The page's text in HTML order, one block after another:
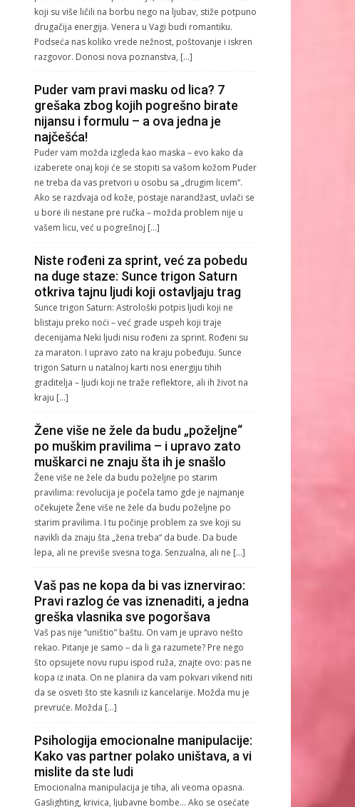
koji su više ličili na borbu nego na ljubav, stiže potpuno
drugačija energija. Venera u Vagi budi romantiku.
Podseća nas koliko vrede nežnost, poštovanje i iskren
razgovor. Donosi nova poznanstva, […]
Puder vam pravi masku od lica? 7
grešaka zbog kojih pogrešno birate
nijansu i formulu – a ova jedna je
najčešća!
Puder vam možda izgleda kao maska – evo kako da
izaberete onaj koji će se stopiti sa vašom kožom Puder
ne treba da vas pretvori u osobu sa „drugim licem“.
Ako se razdvaja od kože, postaje narandžast, uvlači se
u bore ili nestane pre ručka – možda problem nije u
vašem licu, već u pogrešnoj […]
Niste rođeni za sprint, već za pobedu
na duge staze: Sunce trigon Saturn
otkriva tajnu ljudi koji ostavljaju trag
Sunce trigon Saturn: Astrološki potpis ljudi koji ne
blistaju preko noći – već grade uspeh koji traje
decenijama Neki ljudi nisu rođeni za sprint. Rođeni su
za maraton. I upravo zato na kraju pobeđuju. Sunce
trigon Saturn u natalnoj karti nosi energiju tihih
graditelja – ljudi koji ne traže reflektore, ali ih život na
kraju […]
Žene više ne žele da budu „poželjne“
po muškim pravilima – i upravo zato
muškarci ne znaju šta ih je snašlo
Žene više ne žele da budu poželjne po starim
pravilima: revolucija je počela tamo gde je najmanje
očekujete Žene više ne žele da budu poželjne po
starim pravilima. I tu počinje problem za sve koji su
navikli da znaju šta „žena treba“ da bude. Da bude
lepa, ali ne previše svesna toga. Senzualna, ali ne […]
Vaš pas ne kopa da bi vas iznervirao:
Pravi razlog će vas iznenaditi, a jedna
greška vlasnika sve pogoršava
Vaš pas nije “uništio” baštu. On vam je upravo nešto
rekao. Pitanje je samo – da li ga razumete? Pre nego
što opsujete novu rupu ispod ruža, znajte ovo: pas ne
kopa iz inata. On ne planira da vam pokvari vikend niti
da se osveti što ste kasnili iz kancelarije. Možda mu je
prevruće. Možda […]
Psihologija emocionalne manipulacije:
Kako vas partner polako uništava, a vi
mislite da ste ludi
Emocionalna manipulacija je tiha, ali veoma opasna.
Gaslighting, krivica, ljubavne bombe… Ako se osećate